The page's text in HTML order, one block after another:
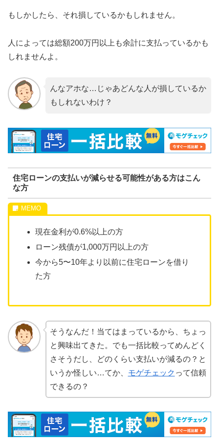
もしかしたら、それ損しているかもしれません。
人によっては総額200万円以上も余計に支払っているかも
しれませんよ。
んなアホな…じゃあどんな人が損しているか
もしれないわけ？
住宅ローンの支払いが減らせる可能性がある方はこん
な方
現在金利が0.6%以上の方
ローン残債が1,000万円以上の方
今から5〜10年より以前に住宅ローンを借り
た方
そうなんだ！当てはまっているから、ちょっ
と興味出てきた。でも一括比較ってめんどく
さそうだし、どのくらい支払いが減るの？と
いうか怪しい…てか、 モゲチェック って信頼
できるの？